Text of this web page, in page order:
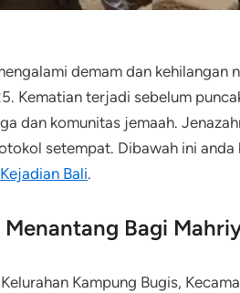
demam dan kehilangan
Kematian terjadi sebelum
dan komunitas jemaah.
setempat. Dibawah ini
Bali.
Bagi
Kampung Bugis,